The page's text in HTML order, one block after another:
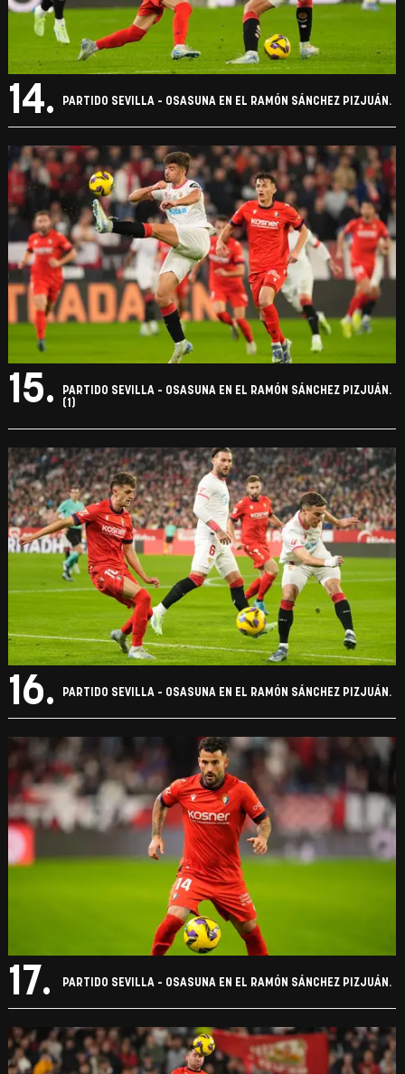
14. PARTIDO SEVILLA - OSASUNA EN EL RAMÓN SÁNCHEZ PIZJUÁN.
15.
PARTIDO SEVILLA - OSASUNA EN EL RAMÓN SÁNCHEZ PIZJUÁN.
(1)
16. PARTIDO SEVILLA - OSASUNA EN EL RAMÓN SÁNCHEZ PIZJUÁN.
17. PARTIDO SEVILLA - OSASUNA EN EL RAMÓN SÁNCHEZ PIZJUÁN.